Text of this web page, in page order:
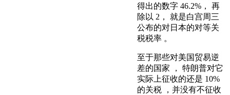
得出的数字 46.2%， 再
除以 2， 就是白宫周三
公布的对日本的对等关
税税率 。
至于那些对美国贸易逆
差的国家 ， 特朗普对它
实际上征收的还是 10%
的关税 ，并没有不征收